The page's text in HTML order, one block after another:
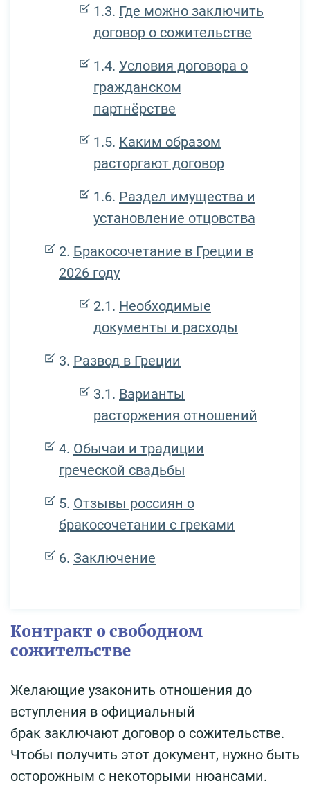
Где можно заключить
договор о сожительстве
Условия договора о
гражданском
партнёрстве
Каким образом
расторгают договор
Раздел имущества и
установление отцовства
Бракосочетание в Греции в
2026 году
Необходимые
документы и расходы
Развод в Греции
Варианты
расторжения отношений
Обычаи и традиции
греческой свадьбы
Отзывы россиян о
бракосочетании с греками
Заключение
Контракт о свободном
сожительстве
Желающие узаконить отношения до
вступления в официальный
брак заключают договор о сожительстве.
Чтобы получить этот документ, нужно быть
осторожным с некоторыми нюансами.